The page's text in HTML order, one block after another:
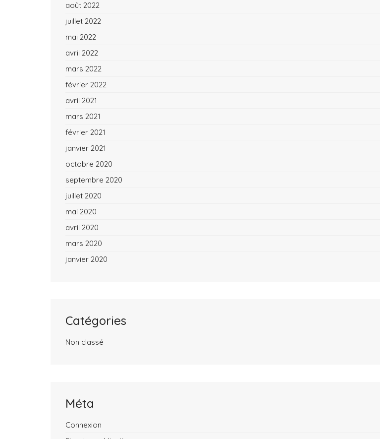
août 2022
juillet 2022
mai 2022
avril 2022
mars 2022
février 2022
avril 2021
mars 2021
février 2021
janvier 2021
octobre 2020
septembre 2020
juillet 2020
mai 2020
avril 2020
mars 2020
janvier 2020
Catégories
Non classé
Méta
Connexion